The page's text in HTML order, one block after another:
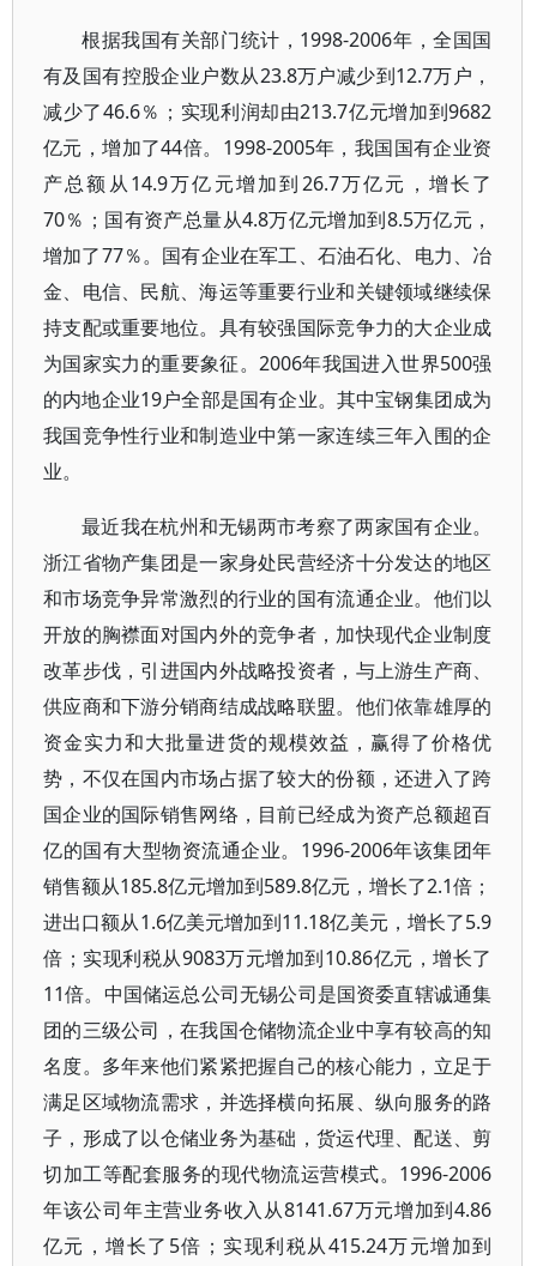
根据我国有关部门统计，1998-2006年，全国国
有及国有控股企业户数从23.8万户减少到12.7万户，
减少了46.6％；实现利润却由213.7亿元增加到9682
亿元，增加了44倍。1998-2005年，我国国有企业资
产总额从14.9万亿元增加到26.7万亿元，增长了
70％；国有资产总量从4.8万亿元增加到8.5万亿元，
增加了77％。国有企业在军工、石油石化、电力、冶
金、电信、民航、海运等重要行业和关键领域继续保
持支配或重要地位。具有较强国际竞争力的大企业成
为国家实力的重要象征。2006年我国进入世界500强
的内地企业19户全部是国有企业。其中宝钢集团成为
我国竞争性行业和制造业中第一家连续三年入围的企
业。
最近我在杭州和无锡两市考察了两家国有企业。
浙江省物产集团是一家身处民营经济十分发达的地区
和市场竞争异常激烈的行业的国有流通企业。他们以
开放的胸襟面对国内外的竞争者，加快现代企业制度
改革步伐，引进国内外战略投资者，与上游生产商、
供应商和下游分销商结成战略联盟。他们依靠雄厚的
资金实力和大批量进货的规模效益，赢得了价格优
势，不仅在国内市场占据了较大的份额，还进入了跨
国企业的国际销售网络，目前已经成为资产总额超百
亿的国有大型物资流通企业。1996-2006年该集团年
销售额从185.8亿元增加到589.8亿元，增长了2.1倍；
进出口额从1.6亿美元增加到11.18亿美元，增长了5.9
倍；实现利税从9083万元增加到10.86亿元，增长了
11倍。中国储运总公司无锡公司是国资委直辖诚通集
团的三级公司，在我国仓储物流企业中享有较高的知
名度。多年来他们紧紧把握自己的核心能力，立足于
满足区域物流需求，并选择横向拓展、纵向服务的路
子，形成了以仓储业务为基础，货运代理、配送、剪
切加工等配套服务的现代物流运营模式。1996-2006
年该公司年主营业务收入从8141.67万元增加到4.86
亿元，增长了5倍；实现利税从415.24万元增加到